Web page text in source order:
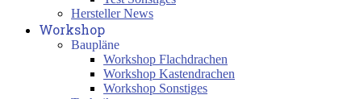
Hersteller News
Workshop
Baupläne
Workshop Flachdrachen
Workshop Kastendrachen
Workshop Sonstiges